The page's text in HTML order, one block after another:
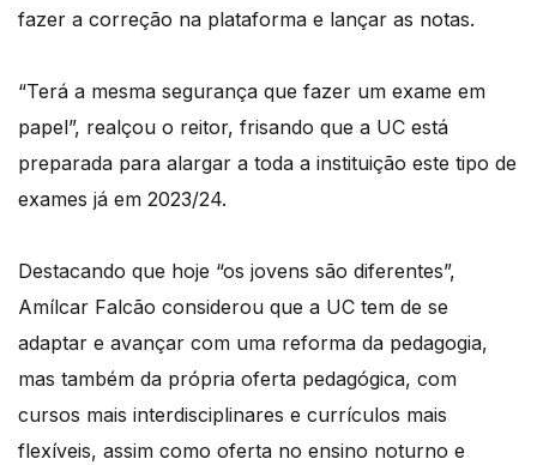
fazer a correção na plataforma e lançar as notas.
“Terá a mesma segurança que fazer um exame em
papel”, realçou o reitor, frisando que a UC está
preparada para alargar a toda a instituição este tipo de
exames já em 2023/24.
Destacando que hoje “os jovens são diferentes”,
Amílcar Falcão considerou que a UC tem de se
adaptar e avançar com uma reforma da pedagogia,
mas também da própria oferta pedagógica, com
cursos mais interdisciplinares e currículos mais
flexíveis, assim como oferta no ensino noturno e